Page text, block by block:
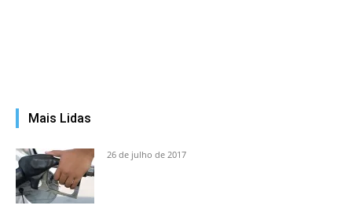
Mais Lidas
26 de julho de 2017